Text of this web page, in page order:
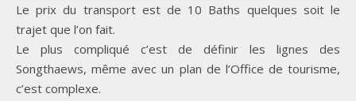
Le prix du transport est de 10 Baths quelques soit le
trajet que l’on fait.
Le plus compliqué c’est de définir les lignes des
Songthaews, même avec un plan de l’Office de tourisme,
c’est complexe.